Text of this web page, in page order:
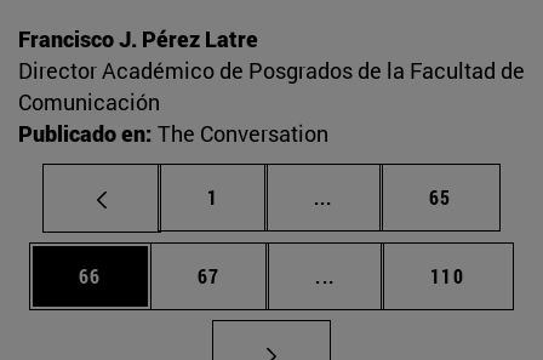
Francisco J. Pérez Latre
Director Académico de Posgrados de la Facultad de
Comunicación
Publicado en: The Conversation
Página
1 ... Páginas intermedias
Página
65
Página
66 Página
67 ... Páginas intermedias
Página
110